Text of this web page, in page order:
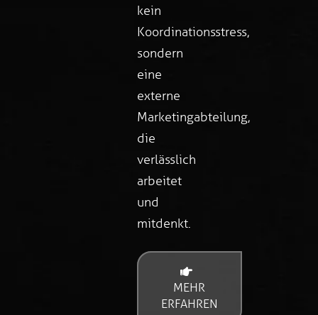
kein
Koordinationsstress,
sondern
eine
externe
Marketingabteilung,
die
verlässlich
arbeitet
und
mitdenkt.
MEHR
ERFAHREN